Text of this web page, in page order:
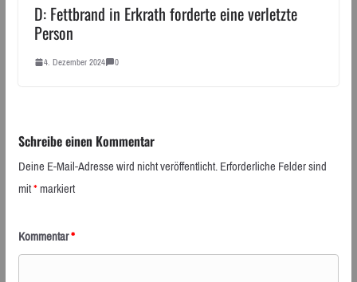
D: Fettbrand in Erkrath forderte eine verletzte
Person
4. Dezember 2024 0
Schreibe einen Kommentar
Deine E-Mail-Adresse wird nicht veröffentlicht.Erforderliche Felder sind
mit*markiert
Kommentar*